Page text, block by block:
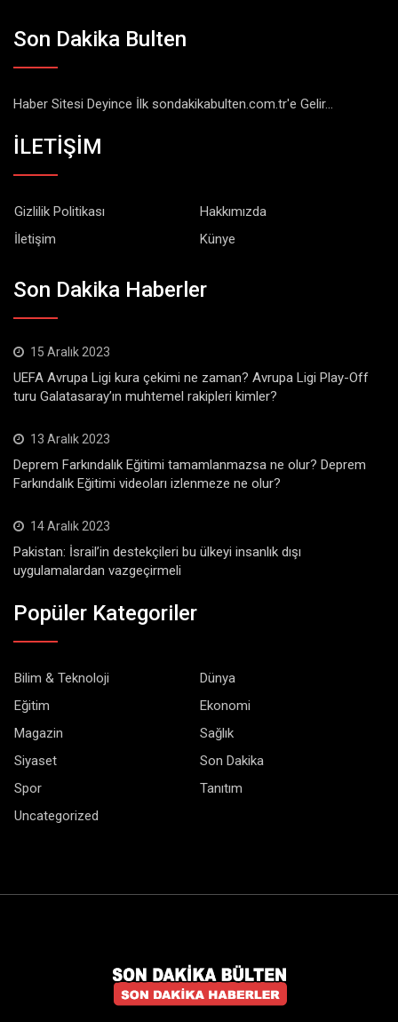
Son Dakika Bulten
Haber Sitesi Deyince İlk sondakikabulten.com.tr'e Gelir...
İLETİŞİM
Gizlilik Politikası
Hakkımızda
İletişim
Künye
Son Dakika Haberler
15 Aralık 2023
UEFA Avrupa Ligi kura çekimi ne zaman? Avrupa Ligi Play-Off
turu Galatasaray’ın muhtemel rakipleri kimler?
13 Aralık 2023
Deprem Farkındalık Eğitimi tamamlanmazsa ne olur? Deprem
Farkındalık Eğitimi videoları izlenmeze ne olur?
14 Aralık 2023
Pakistan: İsrail’in destekçileri bu ülkeyi insanlık dışı
uygulamalardan vazgeçirmeli
Popüler Kategoriler
Bilim & Teknoloji
Dünya
Eğitim
Ekonomi
Magazin
Sağlık
Siyaset
Son Dakika
Spor
Tanıtım
Uncategorized